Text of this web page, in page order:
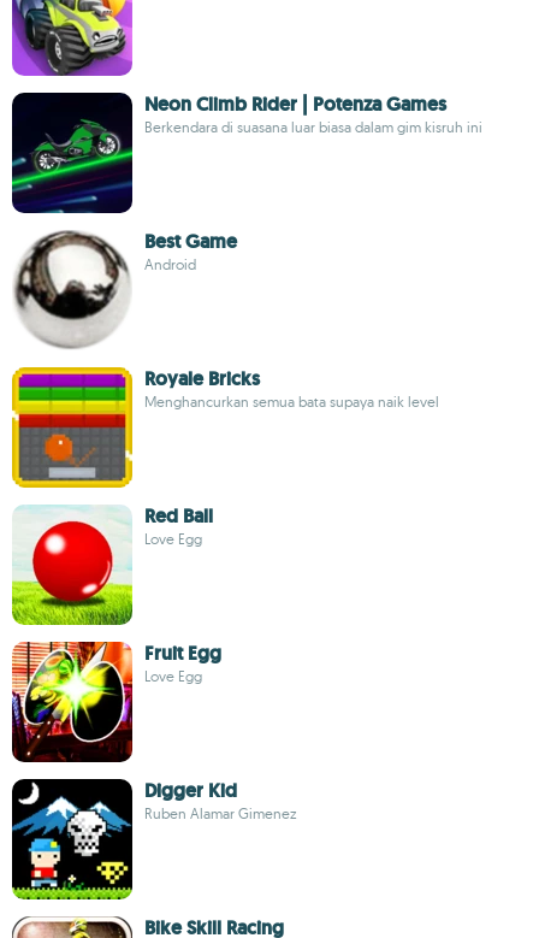
Neon Climb Rider | Potenza Games
Berkendara di suasana luar biasa dalam gim kisruh ini
Best Game
Android
Royale Bricks
Menghancurkan semua bata supaya naik level
Red Ball
Love Egg
Fruit Egg
Love Egg
Digger Kid
Ruben Alamar Gimenez
Bike Skill Racing